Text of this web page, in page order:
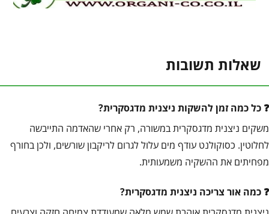
שאלות תשובות
כל כמה זמן להשקות ניצנית מדגסקרית?
משקים ניצנית מדגסקרית במשורה, רק אחרי שהאדמה התייבשה
לחלוטין. כסוקולנט עודף מים עלול לגרום לריקבון שורשים, ולכן בחורף
מפחיתים את ההשקיה משמעותית.
כמה אור צריכה ניצנית מדגסקרית?